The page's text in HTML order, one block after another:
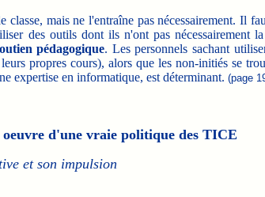
mais ne l'entraîne pas nécessairement. Il
des outils dont ils n'ont pas nécessairement
pédagogique. Les personnels sachant
propres cours), alors que les non-initiés se
expertise en informatique, est déterminant. (page
d'une vraie politique des TICE
et son impulsion